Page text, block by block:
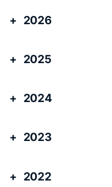
2026
2025
2024
2023
2022